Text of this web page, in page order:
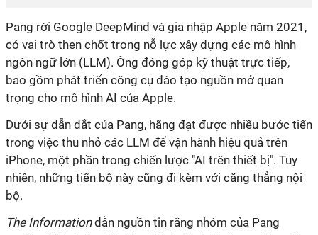
Pang rời Google DeepMind và gia nhập Apple năm 2021,
có vai trò then chốt trong nỗ lực xây dựng các mô hình
ngôn ngữ lớn (LLM). Ông đóng góp kỹ thuật trực tiếp,
bao gồm phát triển công cụ đào tạo nguồn mở quan
trọng cho mô hình AI của Apple.
Dưới sự dẫn dắt của Pang, hãng đạt được nhiều bước tiến
trong việc thu nhỏ các LLM để vận hành hiệu quả trên
iPhone, một phần trong chiến lược "AI trên thiết bị". Tuy
nhiên, những tiến bộ này cũng đi kèm với căng thẳng nội
bộ.
The Informationdẫn nguồn tin rằng nhóm của Pang